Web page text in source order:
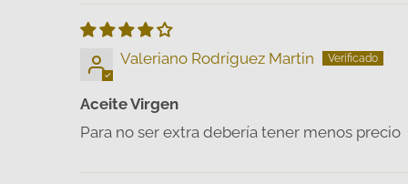
Valeriano Rodríguez Martin
Aceite Virgen
Para no ser extra debería tener menos precio